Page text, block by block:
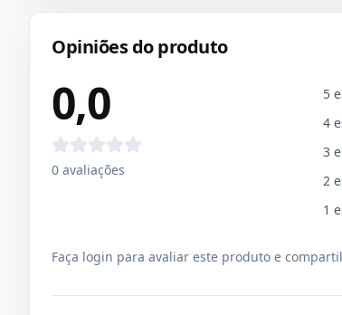
Opiniões do produto
0,0
0 avaliações
5
4
3
2
1
Faça login para avaliar este produto e